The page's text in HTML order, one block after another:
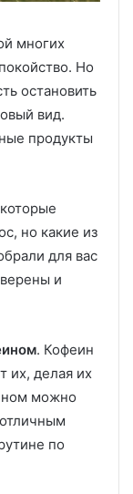
многих
Но
остановить
вид.
продукты
но какие из
для вас
и
. Кофеин
их, делая их
можно
по